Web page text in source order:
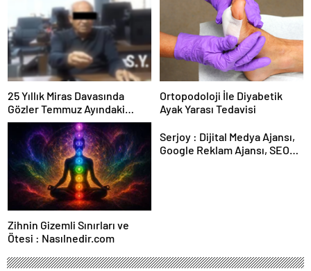
25 Yıllık Miras Davasında
Gözler Temmuz Ayındaki
Karar Duruşmasına Çevrildi
Ortopodoloji İle Diyabetik
Ayak Yarası Tedavisi
Zihnin Gizemli Sınırları ve
Ötesi : Nasılnedir.com
Serjoy : Dijital Medya Ajansı,
Google Reklam Ajansı, SEO